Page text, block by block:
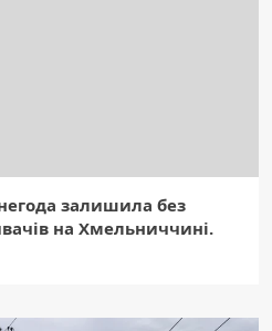
залишила без
на Хмельниччині.